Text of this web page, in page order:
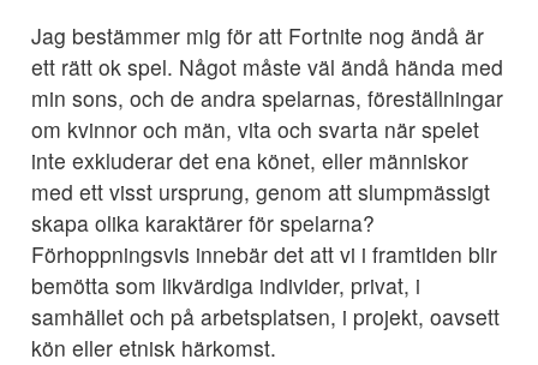
Jag bestämmer mig för att Fortnite nog ändå är
ett rätt ok spel. Något måste väl ändå hända med
min sons, och de andra spelarnas, föreställningar
om kvinnor och män, vita och svarta när spelet
inte exkluderar det ena könet, eller människor
med ett visst ursprung, genom att slumpmässigt
skapa olika karaktärer för spelarna?
Förhoppningsvis innebär det att vi i framtiden blir
bemötta som likvärdiga individer, privat, i
samhället och på arbetsplatsen, i projekt, oavsett
kön eller etnisk härkomst.